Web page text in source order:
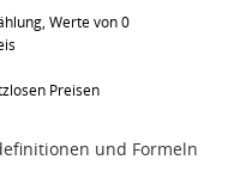
Werte von 0
Preisen
und Formeln